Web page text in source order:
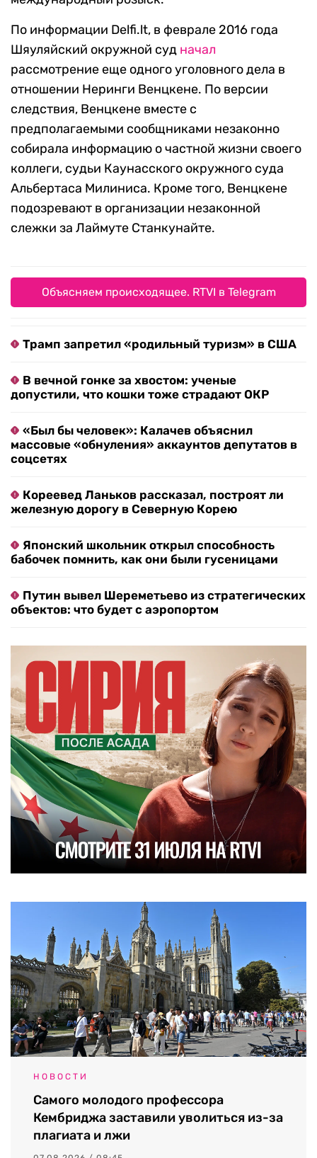
По информации Delfi.lt, в феврале 2016 года
Шяуляйский окружной суд начал
рассмотрение еще одного уголовного дела в
отношении Неринги Венцкене. По версии
следствия, Венцкене вместе с
предполагаемыми сообщниками незаконно
собирала информацию о частной жизни своего
коллеги, судьи Каунасского окружного суда
Альбертаса Милиниса. Кроме того, Венцкене
подозревают в организации незаконной
слежки за Лаймуте Станкунайте.
Объясняем происходящее. RTVI в Telegram
Трамп запретил «родильный туризм» в США
В вечной гонке за хвостом: ученые
допустили, что кошки тоже страдают ОКР
«Был бы человек»: Калачев объяснил
массовые «обнуления» аккаунтов депутатов в
соцсетях
Кореевед Ланьков рассказал, построят ли
железную дорогу в Северную Корею
Японский школьник открыл способность
бабочек помнить, как они были гусеницами
Путин вывел Шереметьево из стратегических
объектов: что будет с аэропортом
НОВОСТИ
Самого молодого профессора
Кембриджа заставили уволиться из-за
плагиата и лжи